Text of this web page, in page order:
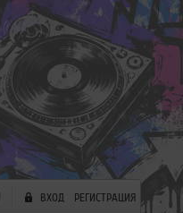
ВХОД РЕГИСТРАЦИЯ